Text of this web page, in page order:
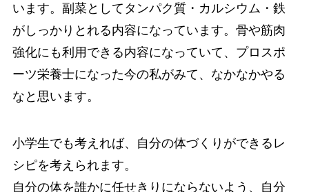
います。副菜としてタンパク質・カルシウム・鉄
がしっかりとれる内容になっています。骨や筋肉
強化にも利用できる内容になっていて、プロスポ
ーツ栄養士になった今の私がみて、なかなかやる
なと思います。
小学生でも考えれば、自分の体づくりができるレ
シピを考えられます。
自分の体を誰かに任せきりにならないよう、自分